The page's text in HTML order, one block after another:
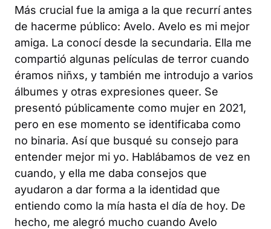
Más crucial fue la amiga a la que recurrí antes
de hacerme público: Avelo. Avelo es mi mejor
amiga. La conocí desde la secundaria. Ella me
compartió algunas películas de terror cuando
éramos niñxs, y también me introdujo a varios
álbumes y otras expresiones queer. Se
presentó públicamente como mujer en 2021,
pero en ese momento se identificaba como
no binaria. Así que busqué su consejo para
entender mejor mi yo. Hablábamos de vez en
cuando, y ella me daba consejos que
ayudaron a dar forma a la identidad que
entiendo como la mía hasta el día de hoy. De
hecho, me alegró mucho cuando Avelo